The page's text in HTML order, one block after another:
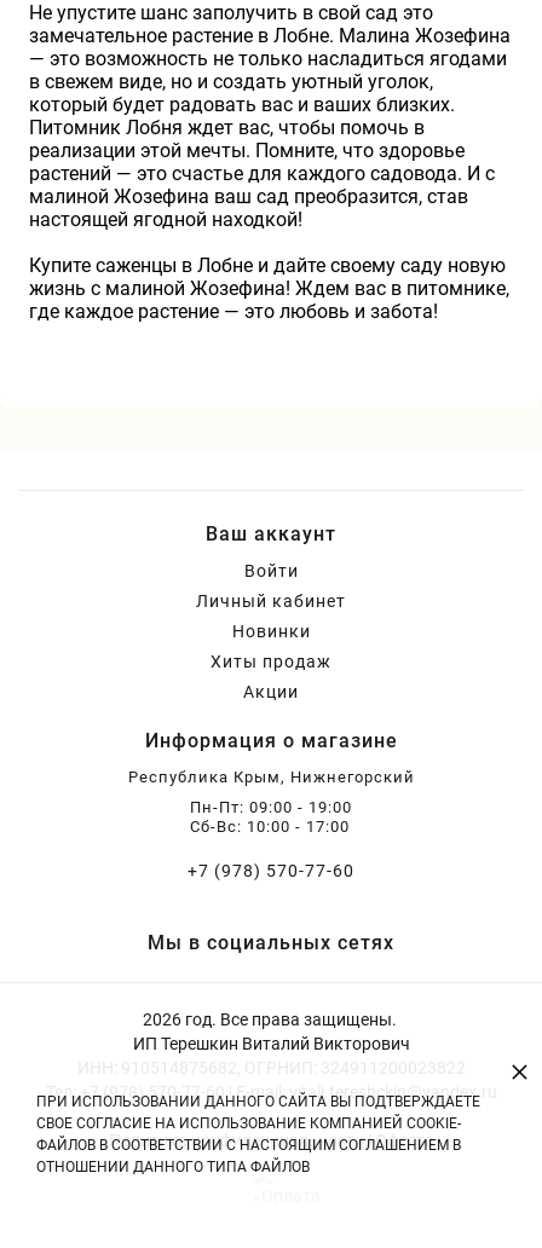
Не упустите шанс заполучить в свой сад это
замечательное растение в Лобне. Малина Жозефина
— это возможность не только насладиться ягодами
в свежем виде, но и создать уютный уголок,
который будет радовать вас и ваших близких.
Питомник Лобня ждет вас, чтобы помочь в
реализации этой мечты. Помните, что здоровье
растений — это счастье для каждого садовода. И с
малиной Жозефина ваш сад преобразится, став
настоящей ягодной находкой!
Купите саженцы в Лобне и дайте своему саду новую
жизнь с малиной Жозефина! Ждем вас в питомнике,
где каждое растение — это любовь и забота!
Ваш аккаунт
Войти
Личный кабинет
Новинки
Хиты продаж
Акции
Информация о магазине
Республика Крым, Нижнегорский
Пн-Пт: 09:00 - 19:00
Сб-Вс: 10:00 - 17:00
+7 (978) 570-77-60
Мы в социальных сетях
2026 год. Все права защищены.
ИП Терешкин Виталий Викторович
Тел: +7 (978) 570-77-60 | E-mail: vitali.tereshckin@yandex.ru
Политика конфиденциальности|Оферта
ПРИ ИСПОЛЬЗОВАНИИ ДАННОГО САЙТА ВЫ ПОДТВЕРЖДАЕТЕ
СВОЕ СОГЛАСИЕ НА ИСПОЛЬЗОВАНИЕ КОМПАНИЕЙ COOKIE-
ФАЙЛОВ В СООТВЕТСТВИИ С НАСТОЯЩИМ СОГЛАШЕНИЕМ В
ОТНОШЕНИИ ДАННОГО ТИПА ФАЙЛОВ
×